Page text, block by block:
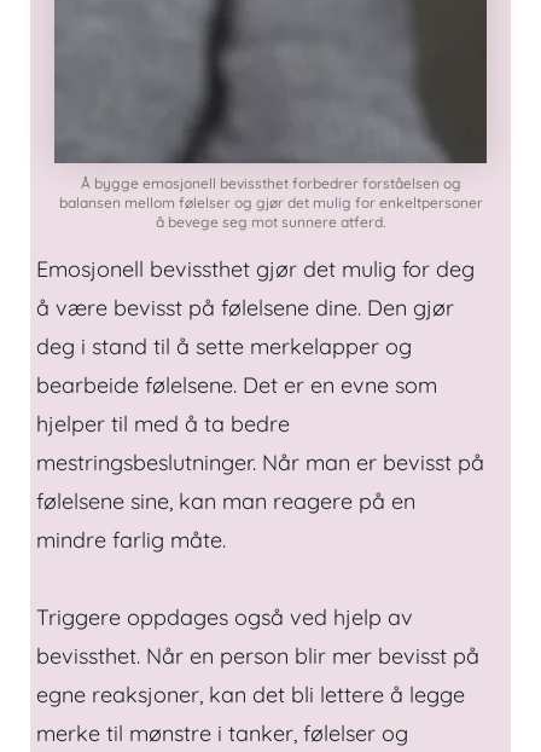
Å bygge emosjonell bevissthet forbedrer forståelsen og
balansen mellom følelser og gjør det mulig for enkeltpersoner
å bevege seg mot sunnere atferd.
Emosjonell bevissthet gjør det mulig for deg
å være bevisst på følelsene dine. Den gjør
deg i stand til å sette merkelapper og
bearbeide følelsene. Det er en evne som
hjelper til med å ta bedre
mestringsbeslutninger. Når man er bevisst på
følelsene sine, kan man reagere på en
mindre farlig måte.
Triggere oppdages også ved hjelp av
bevissthet. Når en person blir mer bevisst på
egne reaksjoner, kan det bli lettere å legge
merke til mønstre i tanker, følelser og